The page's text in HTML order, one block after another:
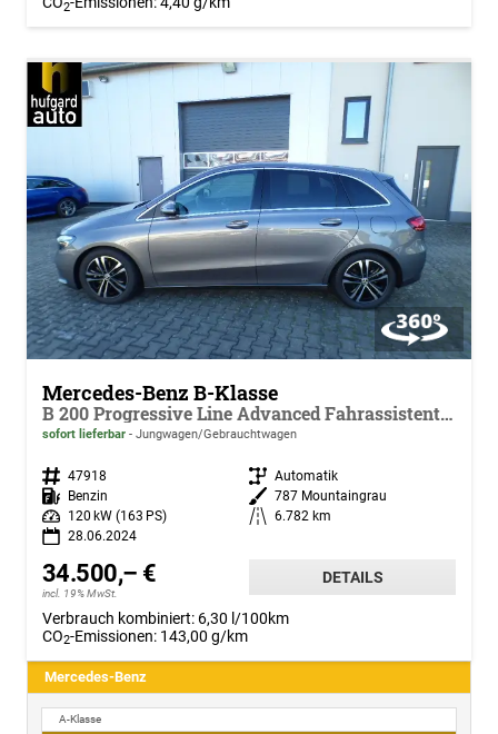
2
Mercedes-Benz B-Klasse
B 200 Progressive Line Advanced Fahrassistent Standheizung Memory Leder Verkahrsassist Winter-Paket
sofort lieferbar Jungwagen/Gebrauchtwagen
Fahrzeugnr. 47918 Getriebe Automatik
Kraftstoff Benzin Außenfarbe 787 Mountaingrau
Leistung
120 kW (163 PS) Kilometerstand 6.782 km
28.06.2024
34.500,– €
incl. 19% MwSt.
DETAILS
Verbrauch kombiniert: 6,30 l/100km
CO2-Emissionen: 143,00 g/km
Mercedes-Benz
A-Klasse